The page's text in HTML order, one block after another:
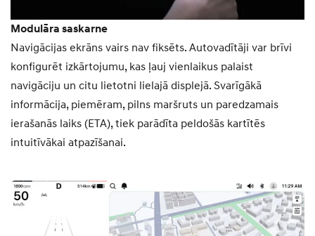
Modulāra saskarne
Navigācijas ekrāns vairs nav fiksēts. Autovadītāji var brīvi
konfigurēt izkārtojumu, kas ļauj vienlaikus palaist
navigāciju un citu lietotni lielajā displejā. Svarīgākā
informācija, piemēram, pilns maršruts un paredzamais
ierašanās laiks (ETA), tiek parādīta peldošās kartītēs
intuitīvākai atpazīšanai.